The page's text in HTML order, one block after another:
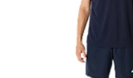
Double branding: ASICS Spiral
ASICS logo on the back.
At least 50% of the garment's
with recycled content to reduce
100% Recycled Polyester